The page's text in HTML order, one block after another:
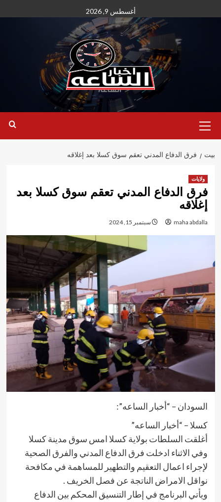
إلى
أغسطس 9, 2026
الأساسية
بيت فرق الدفاع المدني تعقم سوق كسلا بعد إغلاقه
ولايات
فرق الدفاع المدني تعقم سوق كسلا بعد
إغلاقه
maha abdalla سبتمبر 15, 2024
السودان – “أخبار الساعه”:
كسلا – “أخبار الساعه”
أغلقت السلطات بولاية كسلا امس سوق مدينة كسلا
وفي الاثناء ادخلت فرق الدفاع المدني والفرق الصحية
لإجراء اعمال التعقيم والتطهير للمساهمة في مكافحة
نواقل الامراض الناتجة عن فصل الخريف .
ويأتي البرنامج في إطار التنسيق المحكم بين الدفاع